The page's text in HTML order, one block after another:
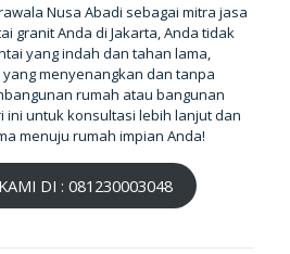
Nusa Abadi sebagai mitra jasa
granit Anda di Jakarta, Anda tidak
yang indah dan tahan lama,
menyenangkan dan tanpa
rumah atau bangunan
ini untuk konsultasi lebih lanjut dan
menuju rumah impian Anda!
DI : 081230003048